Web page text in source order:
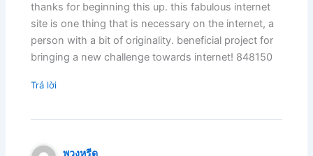
thanks for beginning this up. this fabulous internet
site is one thing that is necessary on the internet, a
person with a bit of originality. beneficial project for
bringing a new challenge towards internet! 848150
Trả lời
พวงหรีด